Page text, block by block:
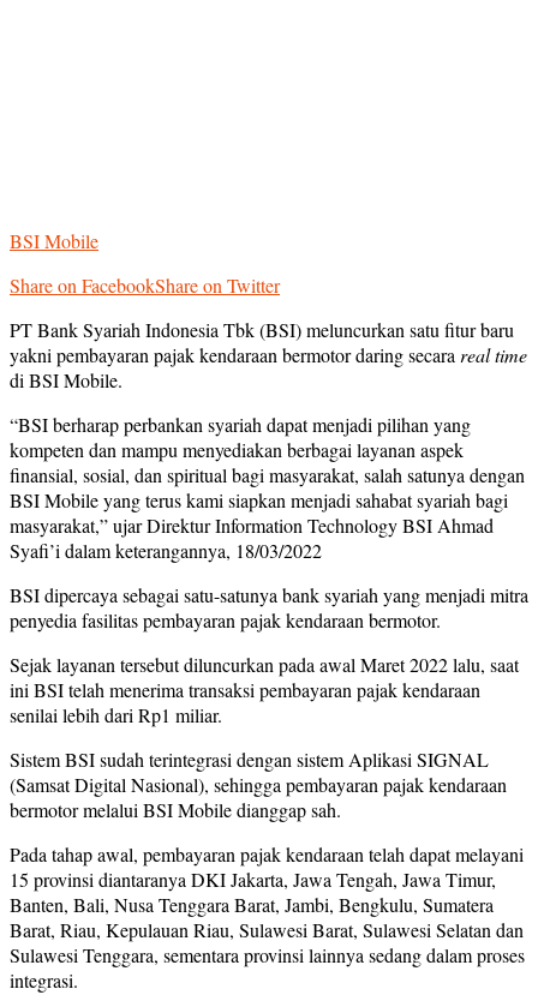
BSI Mobile
Share on FacebookShare on Twitter
PT Bank Syariah Indonesia Tbk (BSI) meluncurkan satu fitur baru
yakni pembayaran pajak kendaraan bermotor daring secara real time
di BSI Mobile.
“BSI berharap perbankan syariah dapat menjadi pilihan yang
kompeten dan mampu menyediakan berbagai layanan aspek
finansial, sosial, dan spiritual bagi masyarakat, salah satunya dengan
BSI Mobile yang terus kami siapkan menjadi sahabat syariah bagi
masyarakat,” ujar Direktur Information Technology BSI Ahmad
Syafi’i dalam keterangannya, 18/03/2022
BSI dipercaya sebagai satu-satunya bank syariah yang menjadi mitra
penyedia fasilitas pembayaran pajak kendaraan bermotor.
Sejak layanan tersebut diluncurkan pada awal Maret 2022 lalu, saat
ini BSI telah menerima transaksi pembayaran pajak kendaraan
senilai lebih dari Rp1 miliar.
Sistem BSI sudah terintegrasi dengan sistem Aplikasi SIGNAL
(Samsat Digital Nasional), sehingga pembayaran pajak kendaraan
bermotor melalui BSI Mobile dianggap sah.
Pada tahap awal, pembayaran pajak kendaraan telah dapat melayani
15 provinsi diantaranya DKI Jakarta, Jawa Tengah, Jawa Timur,
Banten, Bali, Nusa Tenggara Barat, Jambi, Bengkulu, Sumatera
Barat, Riau, Kepulauan Riau, Sulawesi Barat, Sulawesi Selatan dan
Sulawesi Tenggara, sementara provinsi lainnya sedang dalam proses
integrasi.